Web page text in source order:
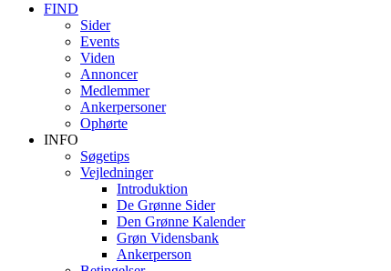
FIND
Sider
Events
Viden
Annoncer
Medlemmer
Ankerpersoner
Ophørte
INFO
Søgetips
Vejledninger
Introduktion
De Grønne Sider
Den Grønne Kalender
Grøn Vidensbank
Ankerperson